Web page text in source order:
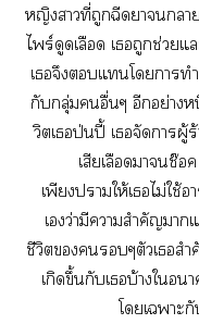
หญิงาที่ถูกฉีดา
ไพร์ดูดเลือด เถูกช่วย
เจึงแโา
กับกลุ่มอื่นๆ อีกอย่าง
วิตเป่นปี้ เจัดาผู้
เสียเลือดาช๊
เพียงาให้เไม่ใช้
เว่ามีาสำคัญา
ชีวิตๆตัวเส
เกิดขึ้นกับเบ้างใ
โเาะ